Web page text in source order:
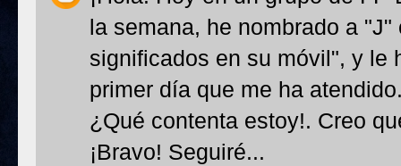
la semana, he nombrado a
significados en su móvil", y le
primer día que me ha
¿Qué contenta estoy!. Creo
¡Bravo! Seguiré...